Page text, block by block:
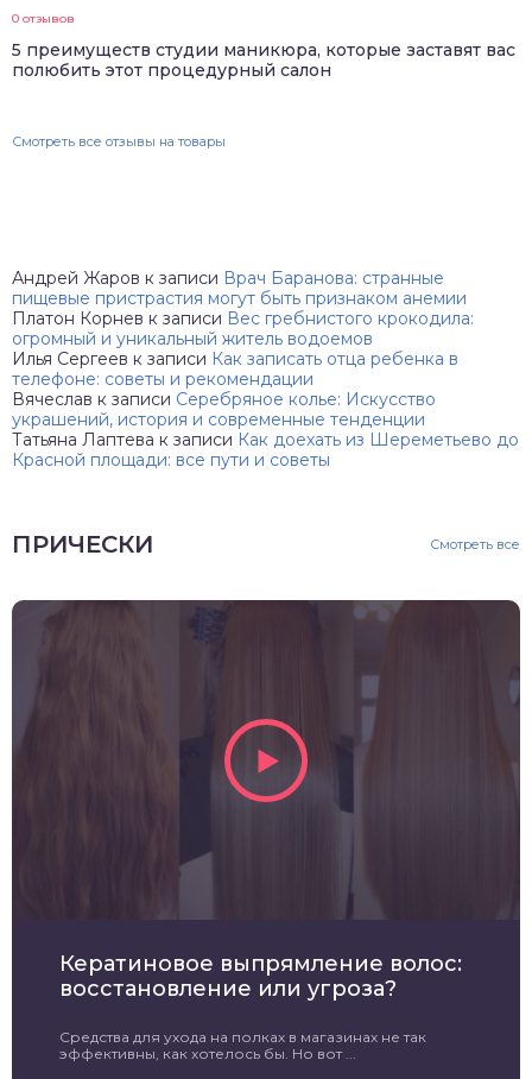
0 отзывов
5 преимуществ студии маникюра, которые заставят вас
полюбить этот процедурный салон
Смотреть все отзывы на товары
Андрей Жаров к записи Врач Баранова: странные
пищевые пристрастия могут быть признаком анемии
Платон Корнев к записи Вес гребнистого крокодила:
огромный и уникальный житель водоемов
Илья Сергеев к записи Как записать отца ребенка в
телефоне: советы и рекомендации
Вячеслав к записи Серебряное колье: Искусство
украшений, история и современные тенденции
Татьяна Лаптева к записи Как доехать из Шереметьево до
Красной площади: все пути и советы
ПРИЧЕСКИ Смотреть все
Кератиновое выпрямление волос:
восстановление или угроза?
Средства для ухода на полках в магазинах не так
эффективны, как хотелось бы. Но вот ...